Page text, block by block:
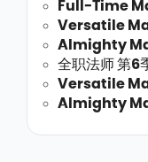
Full-Time
Versatile
Almighty
全职法师 第6
Versatile
Almighty